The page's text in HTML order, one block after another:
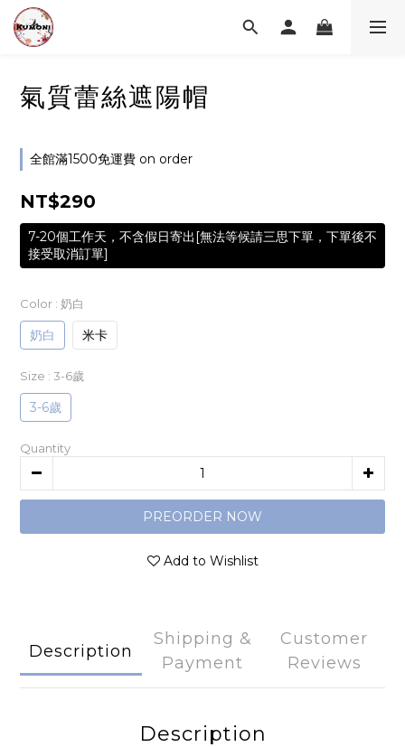
氣質蕾絲遮陽帽
全館滿1500免運費 on order
NT$290
7-20個工作天，不含假日寄出[無法等候請三思下單，下單後不
接受取消訂單]
Color : 奶白
奶白 米卡
Size : 3-6歲
3-6歲
Quantity
PREORDER NOW
Add to Wishlist
Description
Shipping &
Payment
Customer
Reviews
Description